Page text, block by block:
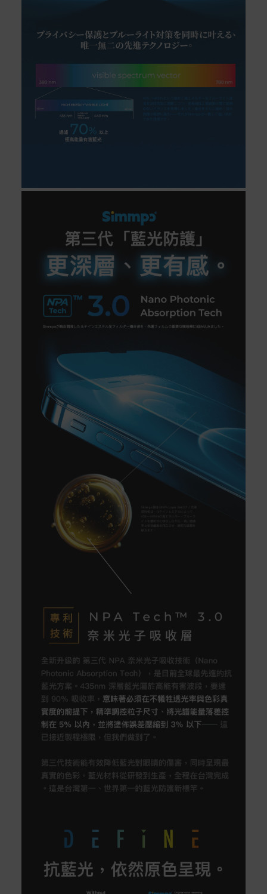
Apple Pay：須使用行動裝置
Samsung Wallet (原Samsung Pay)：須使用行動裝